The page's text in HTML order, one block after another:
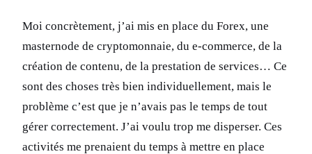
Moi concrètement, j’ai mis en place du Forex, une
masternode de cryptomonnaie, du e-commerce, de la
création de contenu, de la prestation de services… Ce
sont des choses très bien individuellement, mais le
problème c’est que je n’avais pas le temps de tout
gérer correctement. J’ai voulu trop me disperser. Ces
activités me prenaient du temps à mettre en place